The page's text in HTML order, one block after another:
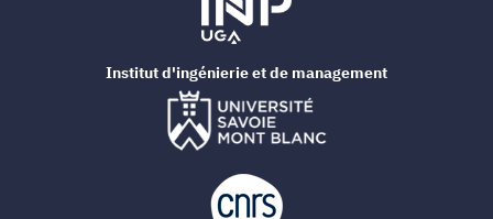
Institut d'ingénierie et de management